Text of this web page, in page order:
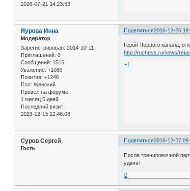
2026-07-21 14:23:53
Поделиться2016-12-26
Яурова Инна
Модератор
Зарегистрирован: 2014-10-11
Приглашений: 0
Сообщений: 1515
Уважение: +1080
Позитив: +1246
Пол: Женский
Провел на форуме:
1 месяц 5 дней
Последний визит:
2023-12-15 22:46:08
Герой Первого канала,
http://ruchess.ru/news/
+1
Поделиться2016-12-27
Суров Сергей
Гость
После тренировочной
удачи!
0